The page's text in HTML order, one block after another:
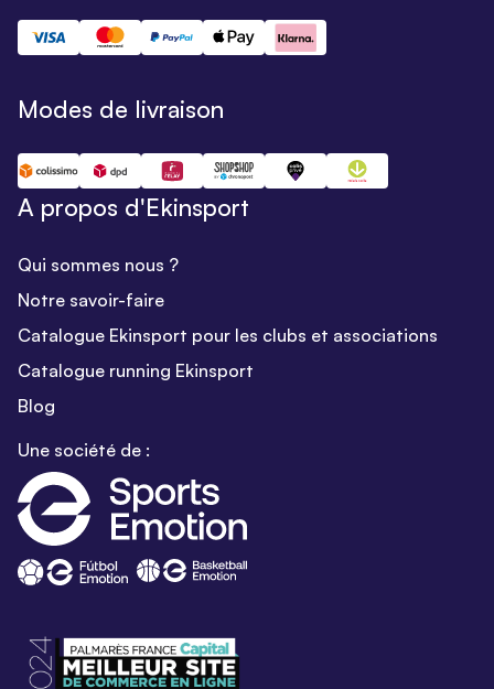
Modes de livraison
A propos d'Ekinsport
Qui sommes nous ?
Notre savoir-faire
Catalogue Ekinsport pour les clubs et associations
Catalogue running Ekinsport
Blog
Une société de :